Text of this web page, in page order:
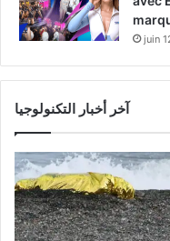
juin
آخر أخبار التكنولوجيا